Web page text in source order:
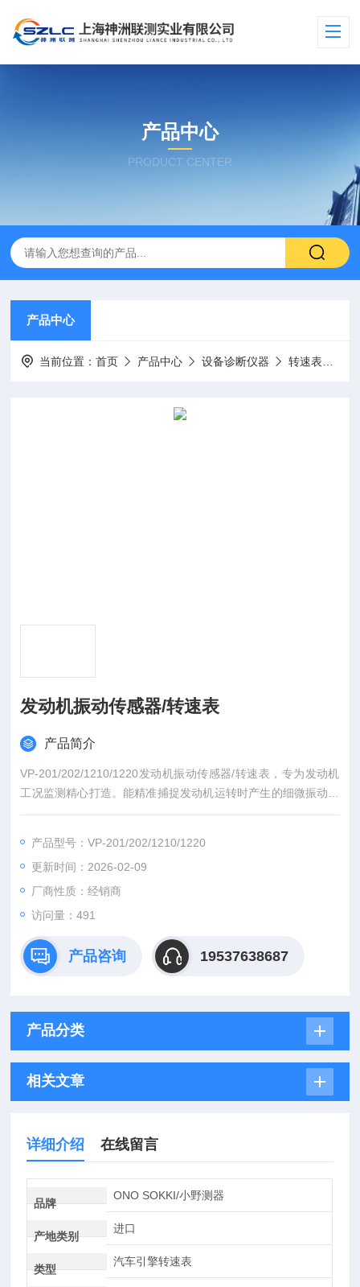
产品中心
PRODUCT CENTER
产品中心
当前位置：首页 产品中心 设备诊断仪器 转速表
发动机振动传感器/转速表
产品简介
VP-201/202/1210/1220发动机振动传感器/转速表，专为发动机
工况监测精心打造。能精准捕捉发动机运转时产生的细微振动，
凭借高灵敏度和稳定性，快速将振动信号转化为电信号输出。具
环境中稳定运行。广泛应用于航空航天、船舶、工业发电等领
域，为发动机安全稳定运行提供有力保障，有效预防故障。
产品型号：VP-201/202/1210/1220
更新时间：2026-02-09
厂商性质：经销商
访问量：491
产品咨询 19537638687
产品分类
相关文章
详细介绍 在线留言
品牌
ONO SOKKI/小野测器
产地类别
进口
类型
汽车引擎转速表